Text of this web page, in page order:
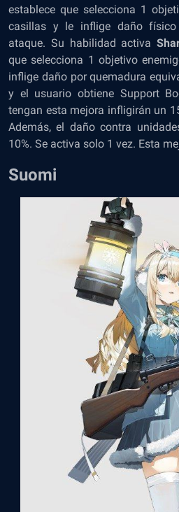
establece que selecciona 1
casillas y le inflige daño físico
ataque. Su habilidad activa
que selecciona 1 objetivo
inflige daño por quemadura
y el usuario obtiene Support
tengan esta mejora infligirán un
Además, el daño contra
10%. Se activa solo 1 vez. Esta
Suomi